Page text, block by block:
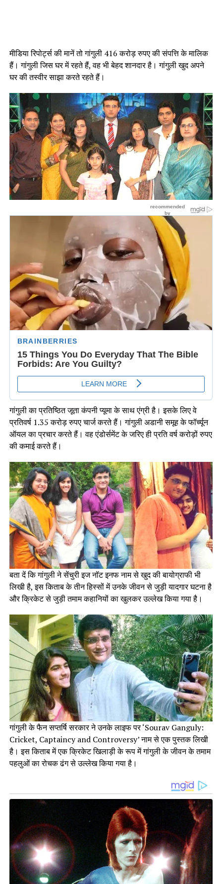
मीडिया रिपोर्ट्स की मानें तो गांगुली 416 करोड़ रुपए की संपत्ति के मालिक
हैं‌। गांगुली जिस घर में रहते हैं, वह भी बेहद शानदार है। गांगुली खुद अपने
घर की तस्वीर साझा करते रहते हैं।
गांगुली का प्रतिष्ठित जूता कंपनी प्यूमा के साथ एंग्री है। इसके लिए वे
प्रतिवर्ष 1.35 करोड़ रुपए चार्ज करते हैं। गांगुली अडानी समूह के फॉर्च्यून
ऑयल का प्रचार करते हैं। वह एंडोर्समेंट के जरिए ही प्रति वर्ष करोड़ों रुपए
की कमाई करते हैं।
बता दें कि गांगुली ने सेंचुरी इज नॉट इनफ नाम से खुद की बायोग्राफी भी
लिखी है, इस किताब के तीन हिस्सों में उनके जीवन से जुड़ी यादगार घटना है
और क्रिकेट से जुड़ी तमाम कहानियों का खुलकर उल्लेख किया गया है।
गांगुली के फैन सप्तर्षि सरकार ने उनके लाइफ पर ‘Sourav Ganguly:
Cricket, Captaincy and Controversy’ नाम से एक पुस्तक लिखी
है। इस किताब में एक क्रिकेट खिलाड़ी के रूप में गांगुली के जीवन के तमाम
पहलुओं का रोचक ढंग से उल्लेख किया गया है।